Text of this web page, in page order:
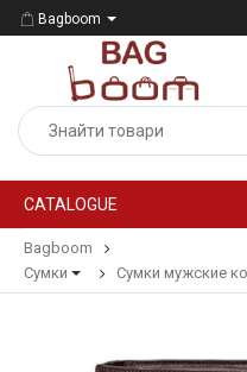
Bagboom
CATALOGUE
Bagboom
Сумки
Сумки мужские